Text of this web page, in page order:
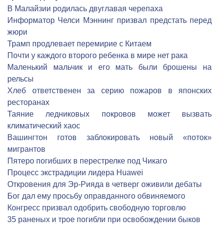
В Малайзии родилась двуглавая черепаха
Информатор Челси Мэннинг призвал предстать перед
жюри
Трамп продлевает перемирие с Китаем
Почти у каждого второго ребенка в мире нет рака
Маленький мальчик и его мать были брошены на
рельсы
Хлеб ответственен за серию пожаров в японских
ресторанах
Таяние ледниковых покровов может вызвать
климатический хаос
Вашингтон готов заблокировать новый «поток»
мигрантов
Пятеро погибших в перестрелке под Чикаго
Процесс экстрадиции лидера Huawei
Откровения для Эр-Рияда в четверг оживили дебаты
Бог дал ему просьбу оправданного обвиняемого
Конгресс призвал одобрить свободную торговлю
35 раненых и трое погибли при освобождении быков